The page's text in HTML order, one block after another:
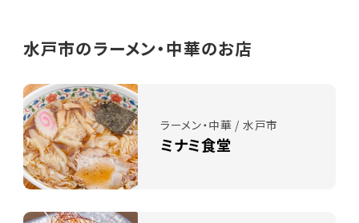
水戸市のラーメン・中華のお店
ラーメン・中華 / 水戸市
ミナミ食堂